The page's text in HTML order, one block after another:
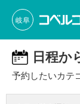
岐阜
日程か
予約したいカテ